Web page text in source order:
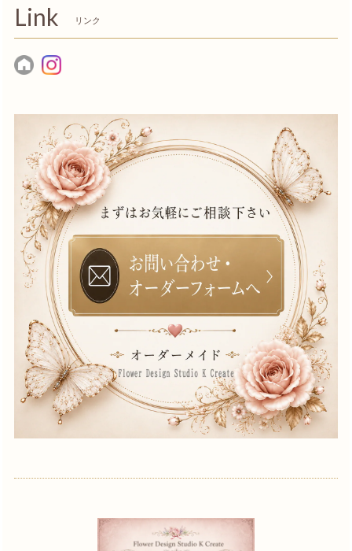
Link リンク